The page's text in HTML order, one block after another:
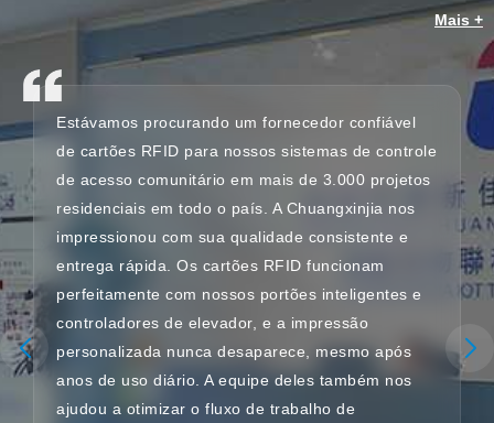
Mais +
Estávamos procurando um fornecedor confiável
de cartões RFID para nossos sistemas de controle
de acesso comunitário em mais de 3.000 projetos
residenciais em todo o país. A Chuangxinjia nos
impressionou com sua qualidade consistente e
entrega rápida. Os cartões RFID funcionam
perfeitamente com nossos portões inteligentes e
controladores de elevador, e a impressão
personalizada nunca desaparece, mesmo após
anos de uso diário. A equipe deles também nos
ajudou a otimizar o fluxo de trabalho de